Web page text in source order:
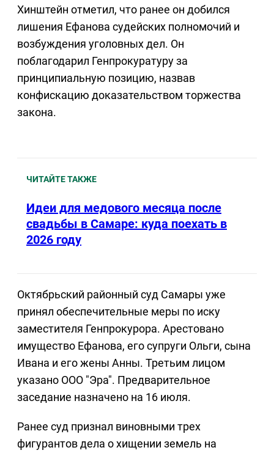
Хинштейн отметил, что ранее он добился
лишения Ефанова судейских полномочий и
возбуждения уголовных дел. Он
поблагодарил Генпрокуратуру за
принципиальную позицию, назвав
конфискацию доказательством торжества
закона.
ЧИТАЙТЕ ТАКЖЕ
Идеи для медового месяца после
свадьбы в Самаре: куда поехать в
2026 году
Октябрьский районный суд Самары уже
принял обеспечительные меры по иску
заместителя Генпрокурора. Арестовано
имущество Ефанова, его супруги Ольги, сына
Ивана и его жены Анны. Третьим лицом
указано ООО "Эра". Предварительное
заседание назначено на 16 июля.
Ранее суд признал виновными трех
фигурантов дела о хищении земель на